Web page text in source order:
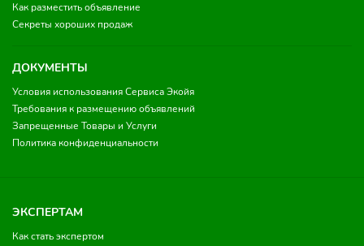
Как разместить объявление
Секреты хороших продаж
ДОКУМЕНТЫ
Условия использования Сервиса Экойя
Требования к размещению объявлений
Запрещенные Товары и Услуги
Политика конфиденциальности
ЭКСПЕРТАМ
Как стать экспертом